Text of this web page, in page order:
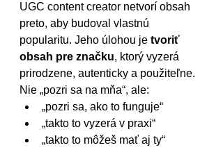
UGC content creator netvorí obsah
preto, aby budoval vlastnú
popularitu. Jeho úlohou je tvoriť
obsah pre značku, ktorý vyzerá
prirodzene, autenticky a použiteľne.
Nie „pozri sa na mňa“, ale:
„pozri sa, ako to funguje“
„takto to vyzerá v praxi“
„takto to môžeš mať aj ty“